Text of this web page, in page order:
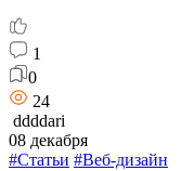
1
0
24
ddddari
08 декабря
#Статьи #Веб-дизайн